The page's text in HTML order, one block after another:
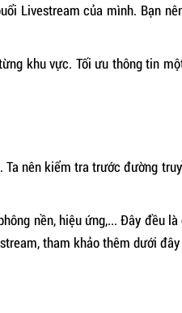
Livestream của mình. Bạn
khu vực. Tối ưu thông tin
nên kiểm tra trước đường
nền, hiệu ứng,... Đây đều
tham khảo thêm dưới đây